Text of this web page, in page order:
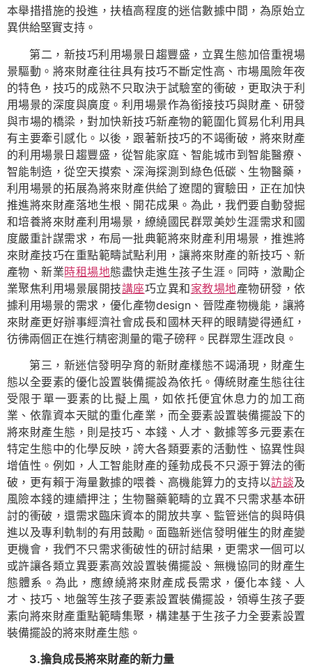
本舉措措施的投進，扶植高程度的迷信數據中間，為原始立
異供給堅實支持。
第二，新技巧利用場景日趨豐盛，立異生態加倍重視場
景驅動。將來財產往往具有技巧不斷定性高、市場風險年夜
的特色，技巧的成熟不只取決于試驗室的衝破，更取決于利
用場景的深度與廣度。利用場景作為銜接技巧與財產、研發
與市場的橋梁，對加快新技巧新產物的範圍化貿易化利用具
有主要牽引感化。以後，跟著新技巧的不竭衝破，將來財產
的利用場景日趨豐盛，從智能家庭、智能城市到智能醫療、
智能制造，從空天摸索、深海探測到綠色低碳、生物醫藥，
利用場景的拓展為將來財產供給了遼闊的實驗田，正在加快
推進將來財產落地生根、開花成果。為此，我們要自動發掘
和培養將來財產利用場景，繚繞國民群眾美妙生涯需求和國
度嚴重計謀需求，布局一批典範將來財產利用場景，推進將
來財產技巧在重點範疇試點利用，讓將來財產的新技巧、新
產物、新業時租場地態盡快走進生孩子生涯。同時，激勵企
業聚焦利用場景展開技講座巧立異和家教場地產物研發，依
據利用場景的需求，優化產物design、晉陞產物機能，讓將
來財產更好辦事經濟社會成長和國林天秤的眼睛變得通紅，
彷彿兩個正在進行精密測量的電子磅秤。民群眾生涯改良。
第三，新迷信發明孕育的新財產樣態不竭涌現，財產生
態以全要素的優化設置裝備擺設為依托。傳統財產生態往往
受限于單一要素的比擬上風，如依托便宜休息力的加工商
業、依靠資本天賦的重化產業，而全要素設置裝備擺設下的
將來財產生態，則是技巧、本錢、人才、數據等多元要素在
特定生態中的化學反映，誇大各類要素的活動性、協異性與
增值性。例如，人工智能財產的蓬勃成長不只源于算法的衝
破，更有賴于海量數據的喂養、高機能算力的支持以訪談及
風險本錢的連續押注；生物醫藥範疇的立異不只需求基本研
討的衝破，還需求臨床資本的開放共享、監管迷信的與時俱
進以及專利軌制的有用鼓勵。面臨新迷信發明催生的財產變
更機會，我們不只需求衝破性的研討結果，更需求一個可以
或許讓各類立異要素高效設置裝備擺設、無機協同的財產生
態體系。為此，應繚繞將來財產成長需求，優化本錢、人
才、技巧、地盤等生孩子要素設置裝備擺設，領導生孩子要
素向將來財產重點範疇集聚，構建基于生孩子力全要素設置
裝備擺設的將來財產生態。
3.擔負成長將來財產的新力量